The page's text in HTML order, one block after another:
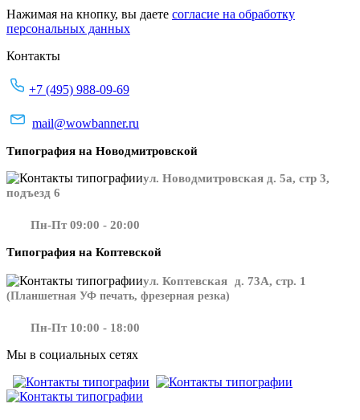
Нажимая на кнопку, вы даете согласие на обработку
персональных данных
Контакты
+7 (495) 988-09-69
mail@wowbanner.ru
Типография на Новодмитровской
ул. Новодмитровская д. 5а, стр 3,
подъезд 6
Пн-Пт 09:00 - 20:00
Типография на Коптевской
ул. Коптевская д. 73А, стр. 1
(Планшетная УФ печать, фрезерная резка)
Пн-Пт 10:00 - 18:00
Мы в социальных сетях